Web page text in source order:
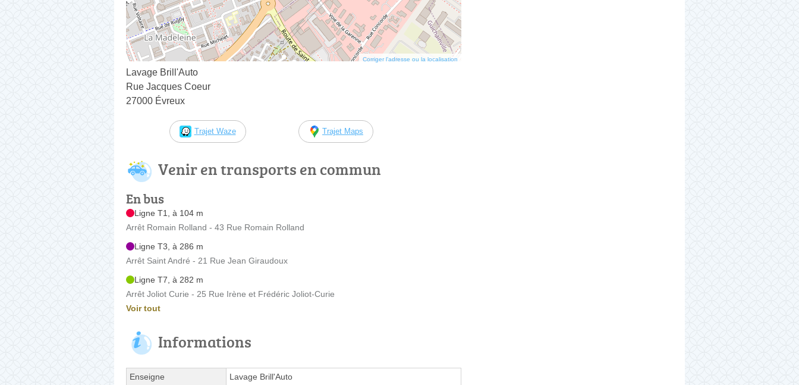
Corriger l’adresse ou la localisation
Lavage Brill'Auto
Rue Jacques Coeur
27000 Évreux
Trajet Waze Trajet Maps
Venir en transports en commun
En bus
Ligne T1, à 104 m
Arrêt Romain Rolland - 43 Rue Romain Rolland
Ligne T3, à 286 m
Arrêt Saint André - 21 Rue Jean Giraudoux
Ligne T7, à 282 m
Arrêt Joliot Curie - 25 Rue Irène et Frédéric Joliot-Curie
Voir tout
Informations
Enseigne Lavage Brill'Auto